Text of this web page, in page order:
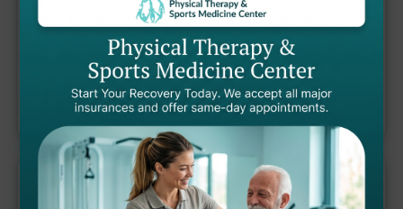
We work with children and adolescents ages
8 and up, adapting our approach to meet
the unique needs of each growing stage.